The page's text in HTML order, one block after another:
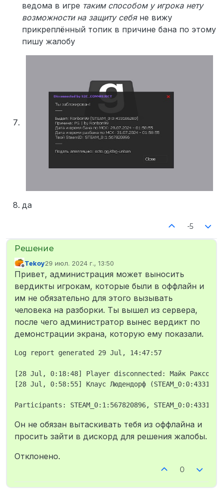
ведома в игре таким способом у игрока нету
возможности на защиту себяне вижу
прикреплённый топик в причине бана по этому
пишу жалобу
да
-5
Не в сети
Tekoy29 июл. 2024 г., 13:50
отредактировано
Привет, администрация может выносить
вердикты игрокам, которые были в оффлайн и
им не обязательно для этого вызывать
человека на разборки. Ты вышел из сервера,
после чего администратор вынес вердикт по
демонстрации экрана, которую ему показали.
Log report generated 29 Jul, 14:47:57
[28 Jul, 0:18:48] Player disconnected: Майк Раксон
[28 Jul, 0:58:55] Клаус Людендорф
Он не обязан вытаскивать тебя из оффлайна и
просить зайти в дискорд для решения жалобы.
Отклонено.
0